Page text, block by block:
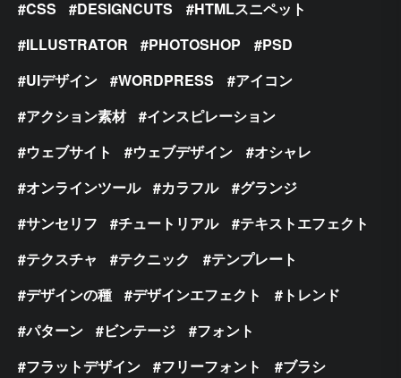
CSS DESIGNCUTS
HTMLスニペット
ILLUSTRATOR
PHOTOSHOP
PSD
UIデザイン
WORDPRESS
アイコン
アクション素材
インスピレーション
ウェブサイト
ウェブデザイン
オシャレ
オンラインツール
カラフル
グランジ
サンセリフ
チュートリアル
テキストエフェクト
テクスチャ
テクニック
テンプレート
デザインの種
デザインエフェクト
トレンド
パターン
ビンテージ
フォント
フラットデザイン
フリーフォント
ブラシ